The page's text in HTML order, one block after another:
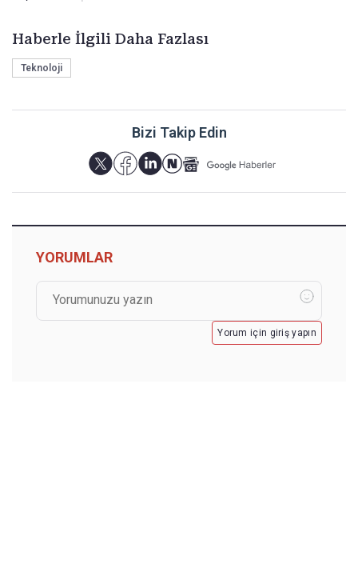
Haberle İlgili Daha Fazlası
Teknoloji
Bizi Takip Edin
YORUMLAR
Yorum için giriş yapın